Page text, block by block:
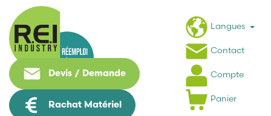
Devis / Demande
Rachat Matériel
Langues
Contact
Compte
Panier